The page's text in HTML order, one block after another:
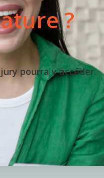
?
pourra y accéder.